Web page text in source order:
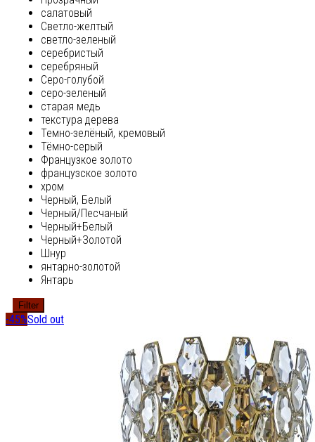
салатовый
Светло-желтый
светло-зеленый
серебристый
серебряный
Серо-голубой
серо-зеленый
старая медь
текстура дерева
Темно-зелёный, кремовый
Тёмно-серый
Французкое золото
французское золото
хром
Черный, Белый
Черный/Песчаный
Черный+Белый
Черный+Золотой
Шнур
янтарно-золотой
Янтарь
Filter
-45%Sold out